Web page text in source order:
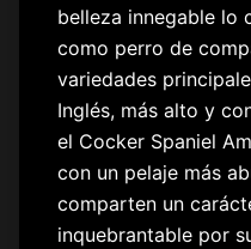
belleza innegable lo
como perro de
variedades
Inglés, más alto y
el Cocker Spaniel
con un pelaje más
comparten un
inquebrantable por